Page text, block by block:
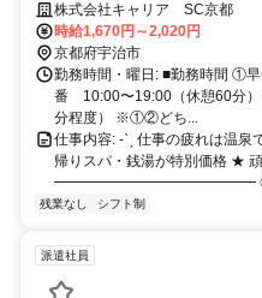
で賢く稼ぐ介護のお仕事
株式会社キャリア SC京都
時給1,670円～2,020円
京都府宇治市
勤務時間・曜日: ■勤務時間 ①
番 10:00〜19:00（休憩60分
分程度） ※①②どち...
仕事内容: -ˋˏ 仕事の疲れは
帰りスパ・銭湯が特別価格 ★
━━━━━━━━━━━━━━ ◎ 翌
残業なし シフト制
派遣社員